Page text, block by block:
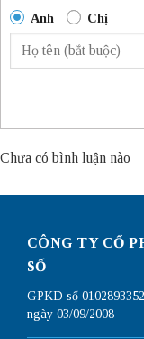
Anh Chị
Chưa có bình luận nào
CÔNG TY CỔ
SỐ
GPKD số
ngày 03/09/2008